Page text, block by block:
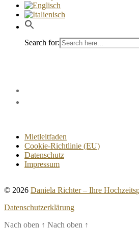
Search for:
Mietleitfaden
Cookie-Richtlinie (EU)
Datenschutz
Impressum
© 2026 Daniela Richter – Ihre
Datenschutzerklärung
Nach oben ↑ Nach oben ↑